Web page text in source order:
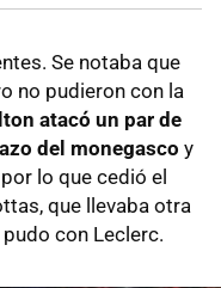
Se notaba que
no pudieron con la
atacó un par de
del monegasco y
lo que cedió el
que llevaba otra
con Leclerc.